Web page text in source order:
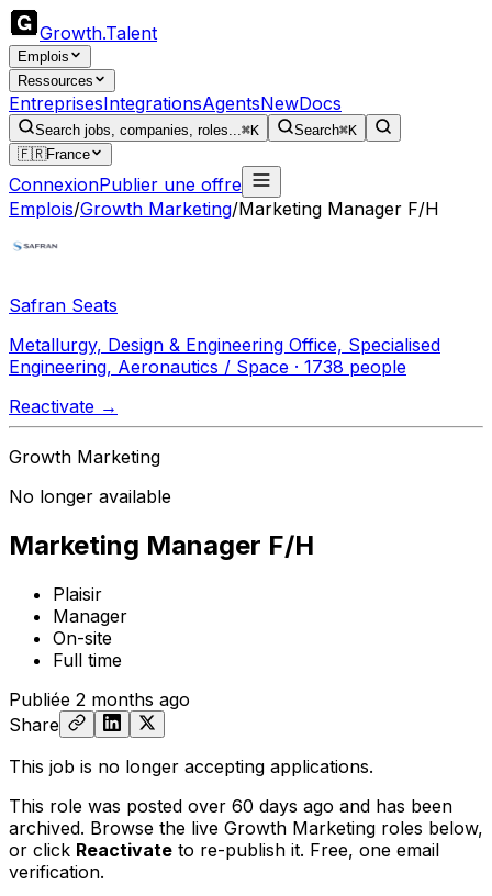
Growth.Talent
Emplois
Ressources
EntreprisesIntegrationsAgentsNewDocs
Search jobs, companies, roles...⌘K Search⌘K
🇫🇷France
ConnexionPublier une offre
Emplois/Growth Marketing/Marketing Manager F/H
Safran Seats
Metallurgy, Design & Engineering Office, Specialised
Engineering, Aeronautics / Space · 1738 people
Reactivate →
Growth Marketing
No longer available
Marketing Manager F/H
Plaisir
Manager
On-site
Full time
Publiée 2 months ago
Share
This job is no longer accepting applications.
This role was posted over 60 days ago and has been
archived. Browse the live Growth Marketing roles below,
or click Reactivate to re-publish it. Free, one email
verification.